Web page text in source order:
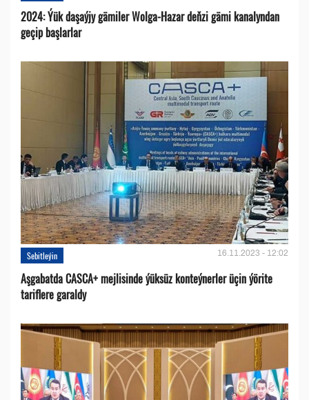
2024: Ýük daşaýjy gämiler Wolga-Hazar deňzi gämi kanalyndan
geçip başlarlar
Sebitleýin 16.11.2023 - 12:02
Aşgabatda CASCA+ mejlisinde ýüksüz konteýnerler üçin ýörite
tariflere garaldy